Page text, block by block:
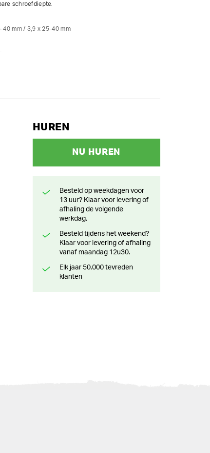
schroefdiepte.
mm / 3,9 x 25-40 mm
HUREN
NU HUREN
Besteld op weekdagen voor
13 uur? Klaar voor levering of
afhaling de volgende
werkdag.
Besteld tijdens het weekend?
Klaar voor levering of afhaling
vanaf maandag 12u30.
Elk jaar 50.000 tevreden
klanten